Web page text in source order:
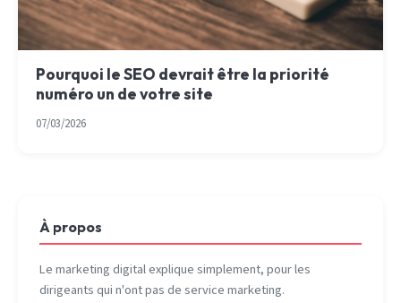
Pourquoi le SEO devrait être la priorité
numéro un de votre site
07/03/2026
À propos
Le marketing digital explique simplement, pour les
dirigeants qui n'ont pas de service marketing.